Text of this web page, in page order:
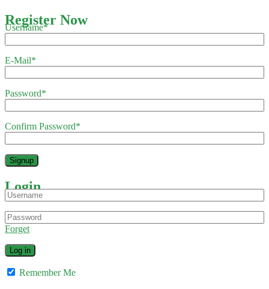
Register Now
Username*
E-Mail*
Password*
Confirm Password*
Login
Forget
Remember Me